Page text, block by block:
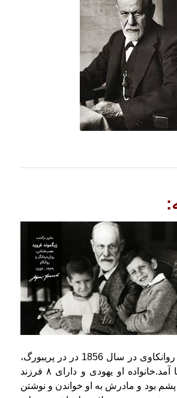
اتریشی و پدر علم روانکاوی در سال 1856 در در پریبورگ،
جمهوی چک به دنیا آمد.خانواده‌ او یهودی و دارای ۸ فرزند
پشم بود و مادرش به او خواندن و نوشتن